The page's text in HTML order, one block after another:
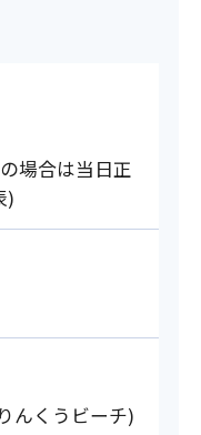
場合は当日正
)
んくうビーチ)